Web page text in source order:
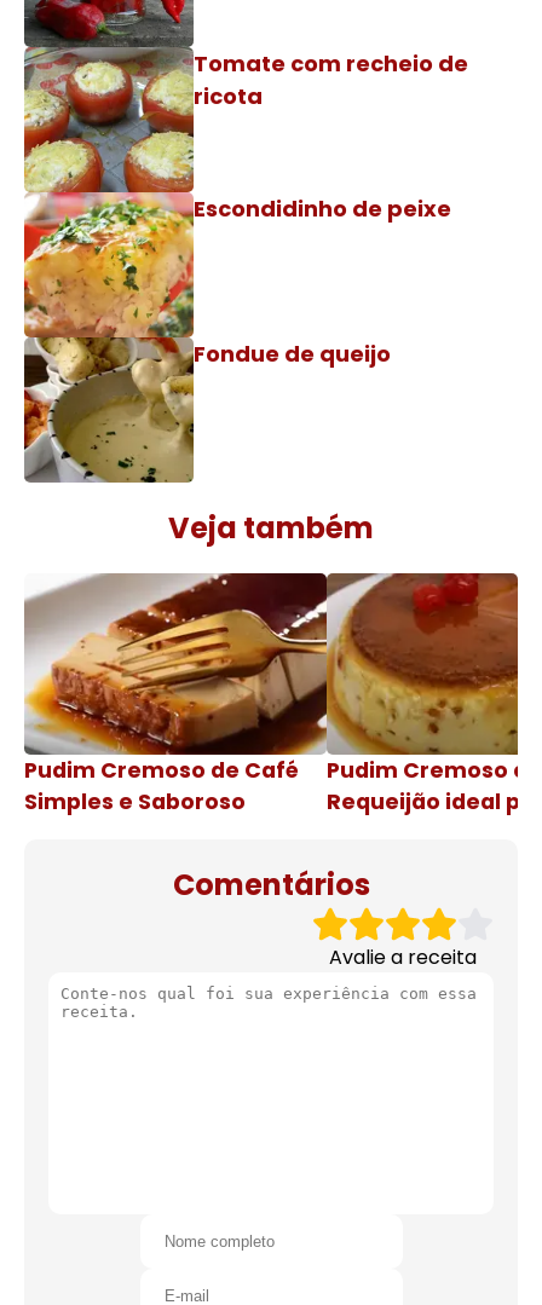
Tomate com recheio de
ricota
Escondidinho de peixe
Fondue de queijo
Veja também
Pudim Cremoso de Café
Simples e Saboroso
Pudim Cremoso
Requeijão ideal
Comentários
Avalie a receita